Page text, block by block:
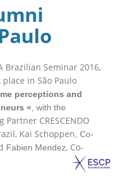
Brazilian Seminar 2016,
in São Paulo
perceptions and
« with the
Partner CRESCENDO
Kai Schoppen , Co-
Fabien Mendez​, Co-